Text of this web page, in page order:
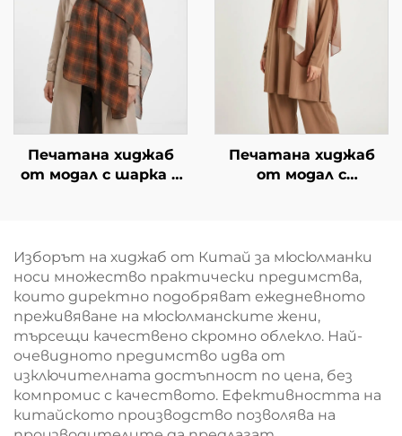
Печатана хиджаб
от модал с шарка в
Печатана хиджаб
от модал с
Изборът на хиджаб от Китай за мюсюлманки
носи множество практически предимства,
които директно подобряват ежедневното
преживяване на мюсюлманските жени,
търсещи качествено скромно облекло. Най-
очевидното предимство идва от
изключителната достъпност по цена, без
компромис с качеството. Ефективността на
китайското производство позволява на